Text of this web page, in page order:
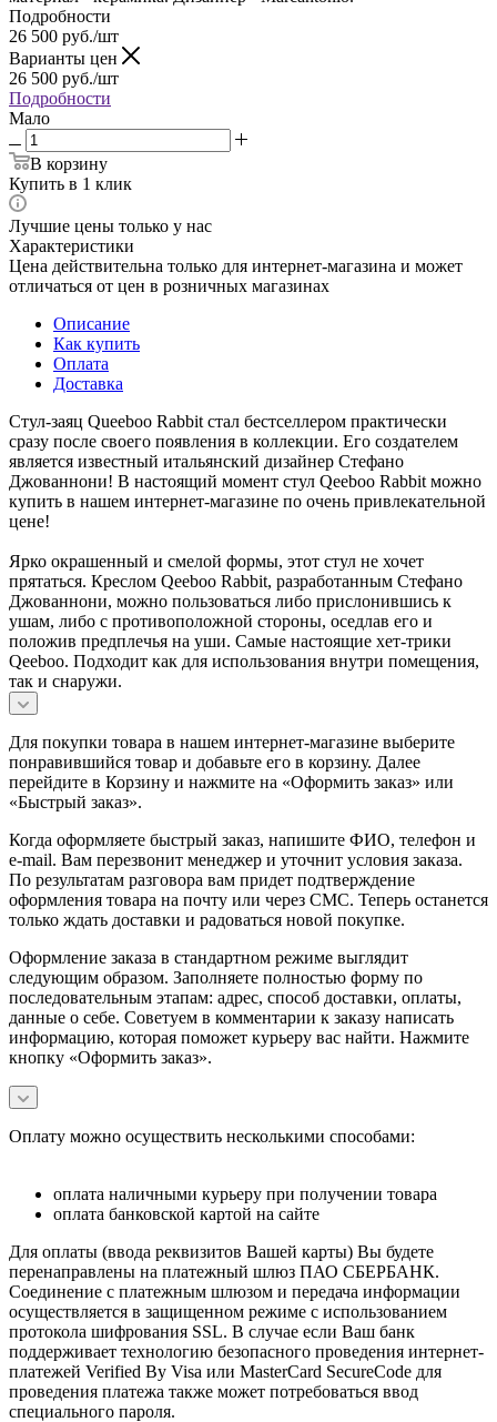
Подробности
26 500 руб./шт
Варианты цен
26 500 руб./шт
Подробности
Мало
В корзину
Купить в 1 клик
Лучшие цены только у нас
Характеристики
Цена действительна только для интернет-магазина и может
отличаться от цен в розничных магазинах
Описание
Как купить
Оплата
Доставка
Стул-заяц Queeboo Rabbit стал бестселлером практически
сразу после своего появления в коллекции. Его создателем
является известный итальянский дизайнер Стефано
Джованнони! В настоящий момент стул Qeeboo Rabbit можно
купить в нашем интернет-магазине по очень привлекательной
цене!
Ярко окрашенный и смелой формы, этот стул не хочет
прятаться. Креслом Qeeboo Rabbit, разработанным Стефано
Джованнони, можно пользоваться либо прислонившись к
ушам, либо с противоположной стороны, оседлав его и
положив предплечья на уши. Самые настоящие хет-трики
Qeeboo. Подходит как для использования внутри помещения,
так и снаружи.
Для покупки товара в нашем интернет-магазине выберите
понравившийся товар и добавьте его в корзину. Далее
перейдите в Корзину и нажмите на «Оформить заказ» или
«Быстрый заказ».
Когда оформляете быстрый заказ, напишите ФИО, телефон и
e-mail. Вам перезвонит менеджер и уточнит условия заказа.
По результатам разговора вам придет подтверждение
оформления товара на почту или через СМС. Теперь останется
только ждать доставки и радоваться новой покупке.
Оформление заказа в стандартном режиме выглядит
следующим образом. Заполняете полностью форму по
последовательным этапам: адрес, способ доставки, оплаты,
данные о себе. Советуем в комментарии к заказу написать
информацию, которая поможет курьеру вас найти. Нажмите
кнопку «Оформить заказ».
Оплату можно осуществить несколькими способами:
оплата наличными курьеру при получении товара
оплата банковской картой на сайте
Для оплаты (ввода реквизитов Вашей карты) Вы будете
перенаправлены на платежный шлюз ПАО СБЕРБАНК.
Соединение с платежным шлюзом и передача информации
осуществляется в защищенном режиме с использованием
протокола шифрования SSL. В случае если Ваш банк
поддерживает технологию безопасного проведения интернет-
платежей Verified By Visa или MasterCard SecureCode для
проведения платежа также может потребоваться ввод
специального пароля.